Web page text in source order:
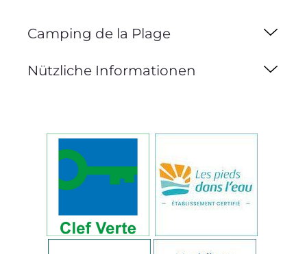
Camping de la Plage
Nützliche Informationen